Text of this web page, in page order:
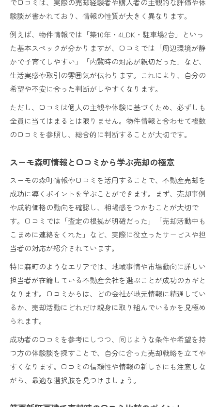
で口コミは、実際の売却経験者や購入者の主観的な評価や体
験談が書かれており、情報の性質が大きく異なります。
例えば、物件情報では「築10年・4LDK・駐車場2台」といっ
た基本スペックが分かりますが、口コミでは「周辺環境が静
かで子育てしやすい」「内覧時の対応が親切だった」など、
生活実感や取引の雰囲気が伝わります。これにより、自分の
希望や不安に合った判断がしやすくなります。
ただし、口コミは個人の主観や体験に基づくため、必ずしも
全員に当てはまるとは限りません。物件情報と合わせて複数
の口コミを参照し、総合的に判断することが大切です。
スーモ森町情報と口コミから学ぶ売却の極意
スーモの森町情報や口コミを活用することで、不動産売却を
成功に導くポイントを学ぶことができます。まず、売却事例
や成約価格の動向を確認し、相場感をつかむことが大切で
す。口コミでは「査定の根拠が明確だった」「売却活動中も
こまめに連絡をくれた」など、実際に役立ったサービスや担
当者の対応が紹介されています。
特に森町のようなエリアでは、地域事情や市場動向に詳しい
担当者が在籍している不動産会社を選ぶことが成功のカギと
なります。口コミからは、どの会社が地元情報に精通してい
るか、売却活動にどれだけ親身に取り組んでいるかを見極め
られます。
成功者の口コミを参考にしつつ、同じような条件や希望を持
つ方の体験談を探すことで、自分に合った売却戦略を立てや
すくなります。口コミの信頼性や情報の新しさにも注意しな
がら、最適な選択肢を見つけましょう。